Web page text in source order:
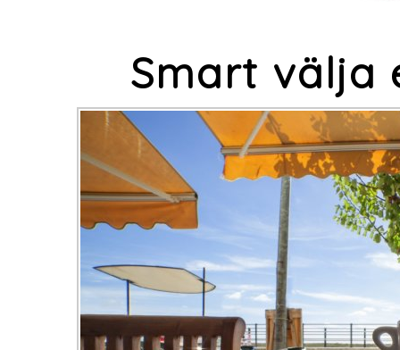
Smart välja